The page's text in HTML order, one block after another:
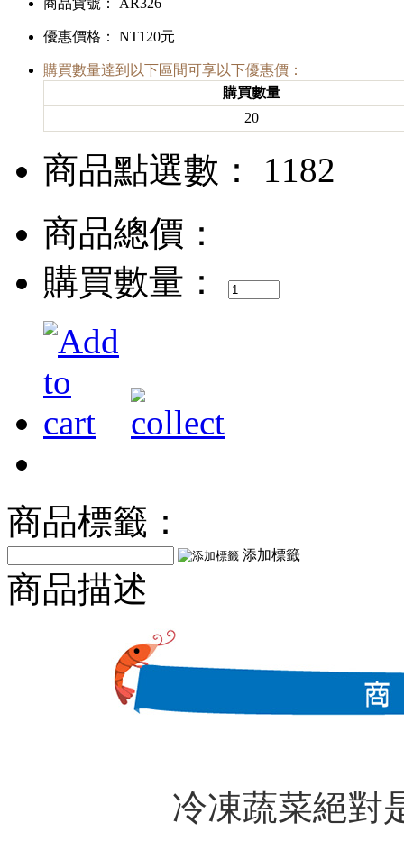
優惠價格： NT120元
購買數量達到以下區間可享以下優惠價：
購買數量
20
商品點選數： 1182
商品總價：
購買數量：
商品標籤：
添加標籤
商品描述
冷凍蔬菜絕對